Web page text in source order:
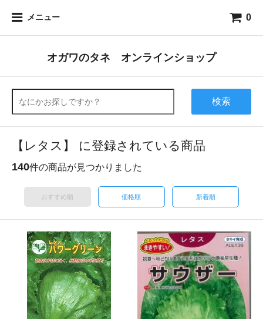
メニュー 0
オガワのタネ オンラインショップ
検索
【レタス】 に登録されている商品
140件の商品が見つかりました
おすすめ順 価格順 新着順